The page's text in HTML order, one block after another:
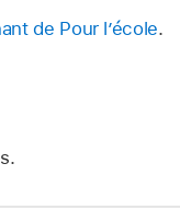
de Pour l’école.